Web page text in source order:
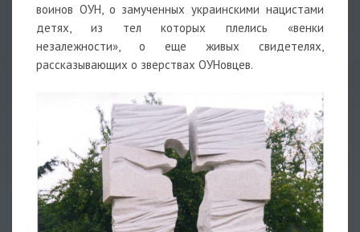
воинов ОУН, о замученных украинскими нацистами
детях, из тел которых плелись «венки
незалежности», о еще живых свидетелях,
рассказывающих о зверствах ОУНовцев.